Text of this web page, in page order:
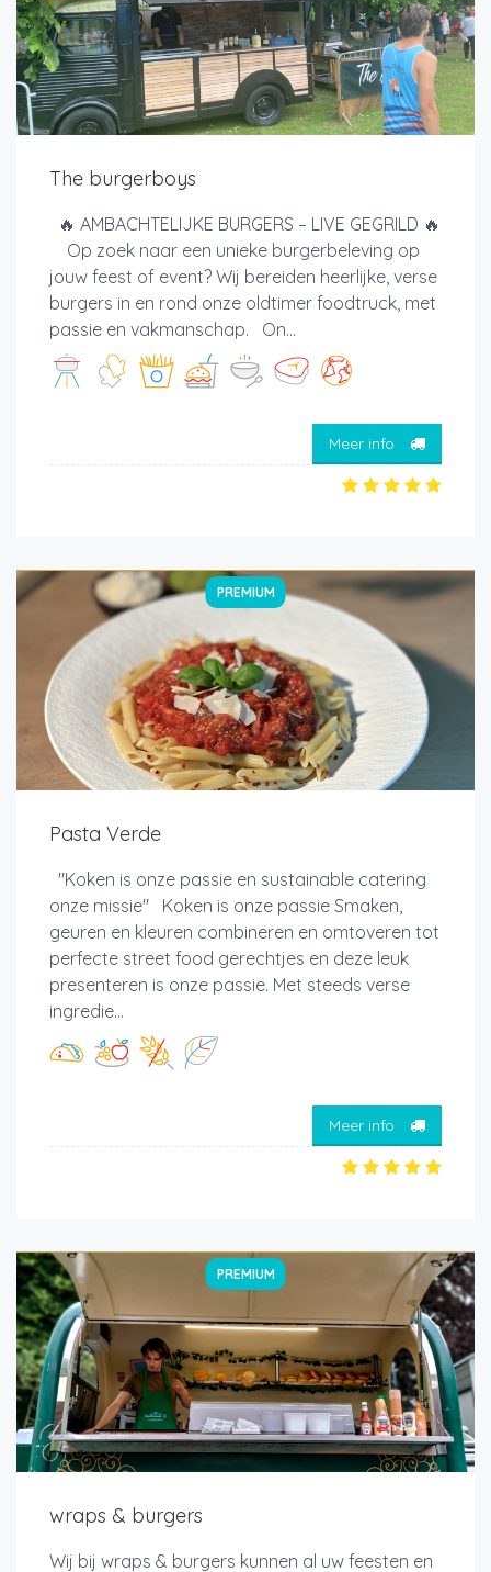
The burgerboys
🔥 AMBACHTELIJKE BURGERS – LIVE GEGRILD 🔥
Op zoek naar een unieke burgerbeleving op
jouw feest of event? Wij bereiden heerlijke, verse
burgers in en rond onze oldtimer foodtruck, met
passie en vakmanschap. On...
Meer info
PREMIUM
Pasta Verde
"Koken is onze passie en sustainable catering
onze missie" Koken is onze passie Smaken,
geuren en kleuren combineren en omtoveren tot
perfecte street food gerechtjes en deze leuk
presenteren is onze passie. Met steeds verse
ingredie...
Meer info
PREMIUM
wraps & burgers
Wij bij wraps & burgers kunnen al uw feesten en